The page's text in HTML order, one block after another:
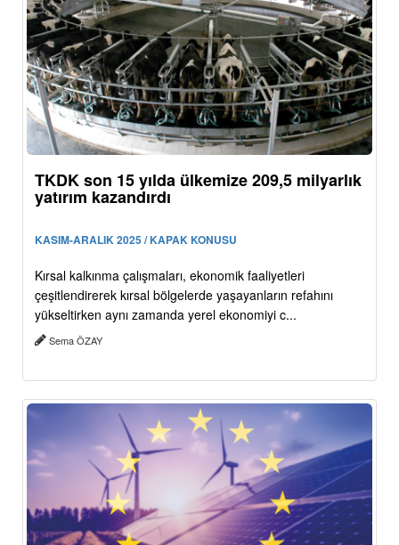
TKDK son 15 yılda ülkemize 209,5 milyarlık
yatırım kazandırdı
KASIM-ARALIK 2025 / KAPAK KONUSU
Kırsal kalkınma çalışmaları, ekonomik faaliyetleri
çeşitlendirerek kırsal bölgelerde yaşayanların refahını
yükseltirken aynı zamanda yerel ekonomiyi c...
Sema ÖZAY